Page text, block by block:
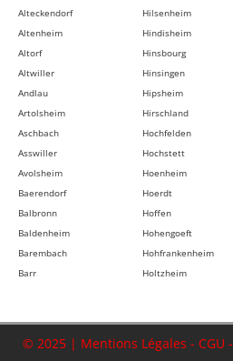
Alteckendorf
Altenheim
Altorf
Altwiller
Andlau
Artolsheim
Aschbach
Asswiller
Avolsheim
Baerendorf
Balbronn
Baldenheim
Barembach
Barr
Bellefosse
Hilsenheim
Hindisheim
Hinsbourg
Hinsingen
Hipsheim
Hirschland
Hochfelden
Hochstett
Hoenheim
Hoerdt
Hoffen
Hohengoeft
Hohfrankenheim
Holtzheim
Huttenheim
© 2025 | Mentions Légales - CGU -